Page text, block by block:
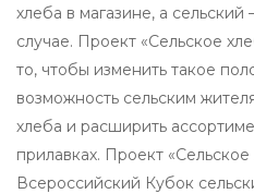
хлеба в магазине, а сельский
случае. Проект «Сельское
то, чтобы изменить такое
возможность сельским
хлеба и расширить
прилавках. Проект
Всероссийский Кубок